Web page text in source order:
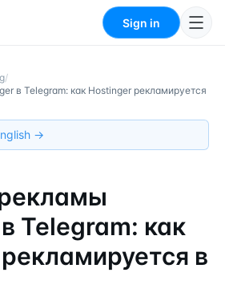
Sign in
/
в Telegram: как Hostinger рекламируется
→
Telegram: как
в